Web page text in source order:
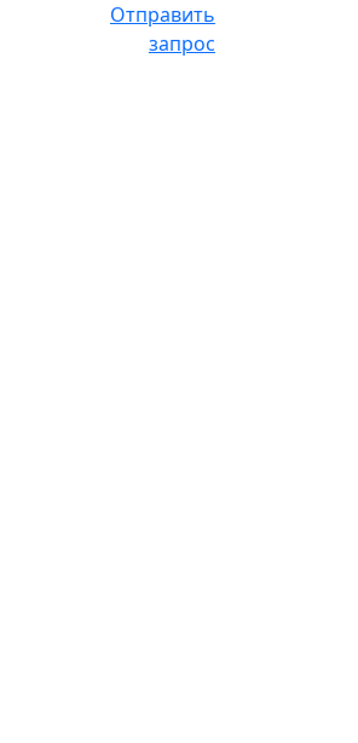
Отправить
запрос